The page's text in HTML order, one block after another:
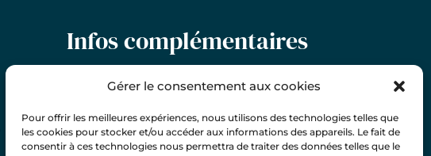
Gérer le consentement aux cookies
Pour offrir les meilleures expériences, nous utilisons des technologies telles que
les cookies pour stocker et/ou accéder aux informations des appareils. Le fait de
consentir à ces technologies nous permettra de traiter des données telles que le
Infos complémentaires
Séance sur rendez-vous uniquement
Politique de confidentialité